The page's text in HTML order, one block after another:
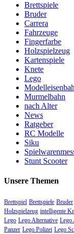
Brettspiele
Bruder
Carrera
Fahrzeuge
Fingerfarbe
Holzspielzeug
Kartenspiele
Knete
Lego
Murmelbahn
nach Alter
News
Ratgeber
RC Modelle
Siku
Stunt Scooter
Unsere Themen
Brettspiel Brettspiele Bruder
Holzspielzeug intelligente
Lego Lego Alternative Lego
Panzer Lego Polizei Lego